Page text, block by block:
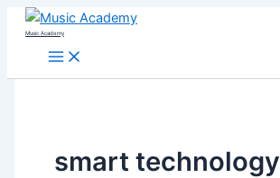
Skip
content
Music Academy
smart technology